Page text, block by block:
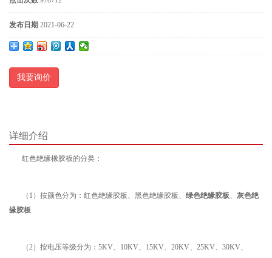
发布日期 2021-06-22
我要询价
详细介绍
红色绝缘橡胶板的分类：
（1）按颜色分为：红色绝缘胶板、黑色绝缘胶板、 绿色绝缘胶板、 灰色绝
缘胶板
（2）按电压等级分为：5KV、10KV、15KV、20KV、25KV、30KV、